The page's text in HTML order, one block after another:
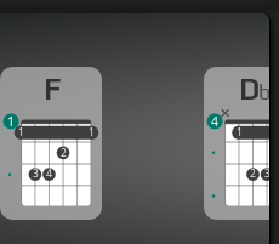
prisionero.
F
1
3 4
2
1
1 1
1
Db
1
2 3
1
4